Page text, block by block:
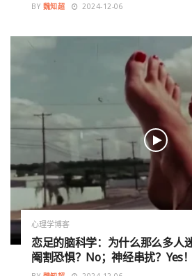
BY 魏知超 2024-12-06
心理学博客
恋足的脑科学：为什么那么多人
阉割恐惧？No；神经串扰？Yes！